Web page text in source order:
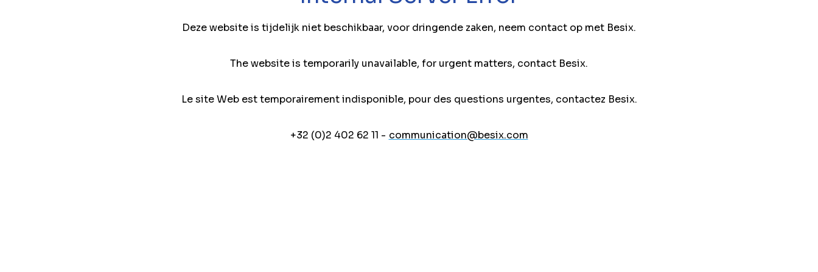
Deze website is tijdelijk niet beschikbaar, voor dringende zaken, neem contact op met Besix.
The website is temporarily unavailable, for urgent matters, contact Besix.
Le site Web est temporairement indisponible, pour des questions urgentes, contactez Besix.
+32 (0)2 402 62 11 - communication@besix.com